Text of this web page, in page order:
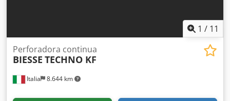
1 / 11
Italia 8.644 km
Perforadora continua
BIESSE TECHNO KF